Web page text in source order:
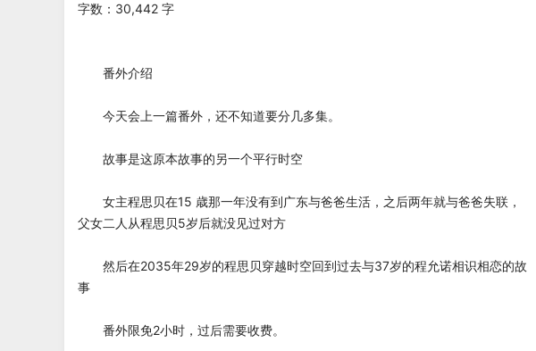
字数：30,442 字
番外介绍
今天会上一篇番外，还不知道要分几多集。
故事是这原本故事的另一个平行时空
女主程思贝在15 歳那一年没有到广东与爸爸生活，之后两年就与爸爸失联，
父女二人从程思贝5岁后就没见过对方
然后在2035年29岁的程思贝穿越时空回到过去与37岁的程允诺相识相恋的故
事
番外限免2小时，过后需要收费。